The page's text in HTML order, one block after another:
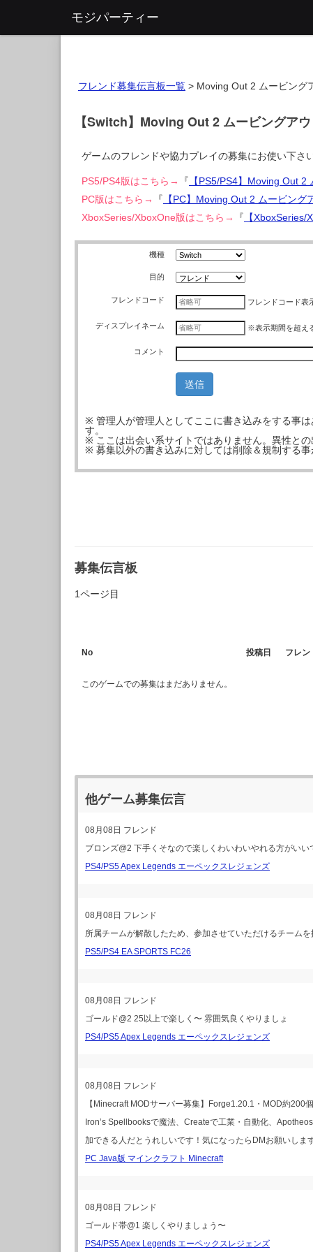
モジパーティー
フレンド募集伝言板一覧 > Moving Out 2 ムービング
【Switch】Moving Out 2 ムービングア
ゲームのフレンドや協力プレイの募集にお使い下さい
PS5/PS4版はこちら→ 『 【PS5/PS4】Moving Out
PC版はこちら→
『 【PC】Moving Out 2 ムービング
XboxSeries/XboxOne版はこちら→
『 【
機種
目的
フレンドコード フレンドコード表
ディスプレイネーム ※表示期間を超え
コメント
※ 管理人が管理人としてここに書き込みをする事
す。
※ ここは出会い系サイトではありません。異性との
※ 募集以外の書き込みに対しては削除＆規制する事
募集伝言板
1ページ目
No 投稿日 フレン
このゲームでの募集はまだありません。
他ゲーム募集伝言
08月08日 フレンド
ブロンズ@2 下手くそなので楽しくわいわいやれる方がいい
PS4/PS5 Apex Legends エーペックスレジェンズ
08月08日 フレンド
所属チームが解散したため、参加させていただけるチーム
PS5/PS4 EA SPORTS FC26
08月08日 フレンド
ゴールド@2 25以上で楽しく〜 雰囲気良くやりましょ
PS4/PS5 Apex Legends エーペックスレジェンズ
08月08日 フレンド
【Minecraft MODサーバー募集】Forge1.20.1・MOD約200
Iron’s Spellbooksで魔法、Createで工業・自動化、
加できる人だとうれしいです！気になったらDMお願いしま
PC Java版 マインクラフト Minecraft
08月08日 フレンド
ゴールド帯@1 楽しくやりましょう〜
PS4/PS5 Apex Legends エーペックスレジェンズ